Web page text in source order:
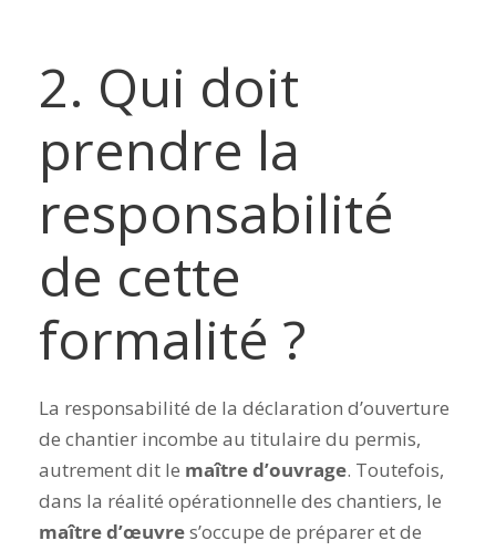
2. Qui doit
prendre la
responsabilité
de cette
formalité ?
La responsabilité de la déclaration d’ouverture
de chantier incombe au titulaire du permis,
autrement dit le maître d’ouvrage. Toutefois,
dans la réalité opérationnelle des chantiers, le
maître d’œuvres’occupe de préparer et de